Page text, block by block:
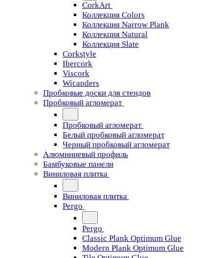
CorkArt
Коллекция Colors
Коллекция Narrow Plank
Коллекция Natural
Коллекция Slate
Corkstyle
Ibercork
Viscork
Wicanders
Пробковые доски для стендов
Пробковый агломерат
Пробковый агломерат
Белый пробковый агломерат
Черный пробковый агломерат
Алюминиевый профиль
Бамбуковые панели
Виниловая плитка
Виниловая плитка
Pergo
Pergo
Classic Plank Optimum Glue
Modern Plank Optimum Glue